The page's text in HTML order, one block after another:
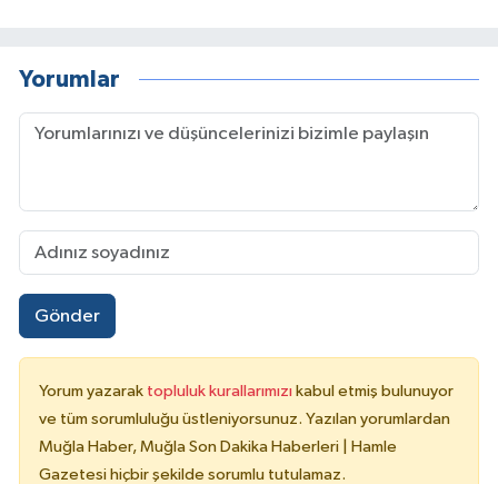
Yorumlar
Gönder
Yorum yazarak topluluk kurallarımızı kabul etmiş bulunuyor
ve tüm sorumluluğu üstleniyorsunuz. Yazılan yorumlardan
Muğla Haber, Muğla Son Dakika Haberleri | Hamle
Gazetesi hiçbir şekilde sorumlu tutulamaz.